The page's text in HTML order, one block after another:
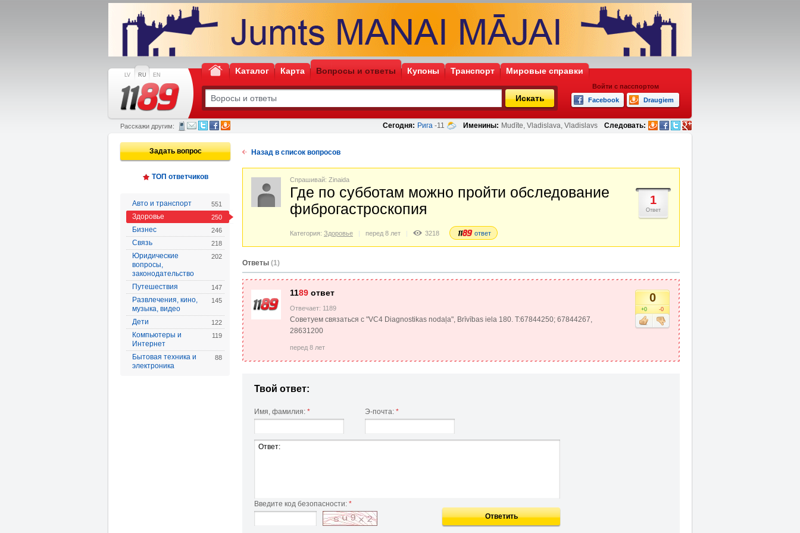
LV RU EN Kаталог Карта Вопросы и ответы Купоны Транспорт Мировые справки
Искать
Войти с пасспортом
Facebook
Draugiem
Сегодня: Рига -11 Именины: Mudīte, Vladislava, Vladislavs Следовать:
Расскажи другим:
Задать вопрос
ТОП ответчиков
Авто и транспорт 551
Здоровье 250
Бизнес 246
Связь 218
Юридические
вопросы,
законодательство
202
Путешествия 147
Развлечения, кино,
музыка, видео
145
Дети 122
Компьютеры и
Интернет
119
Бытовая техника и
электроника
88
Назад в список вопросов
1
Ответ
Спрашивай: Zinaida
Где по субботам можно пройти обследование
фиброгастроскопия
Категория: Здоровье перед 8 лет 3218 ответ
Oтветы (1)
0
+0 -0
1189 ответ
Отвечает: 1189
Советуем связаться с "VC4 Diagnostikas nodaļa", Brīvības iela 180. T:67844250; 67844267,
28631200
перед 8 лет
Твой ответ:
Имя, фамилия: * Э-почта: *
Введите код безопасности: *
Ответить